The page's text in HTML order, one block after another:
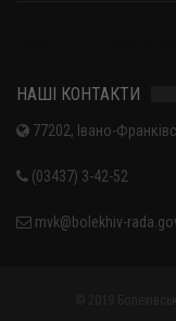
НАШІ КОНТАКТИ
77202, Івано-
(03437) 3-42-52
mvk@bolekhiv-